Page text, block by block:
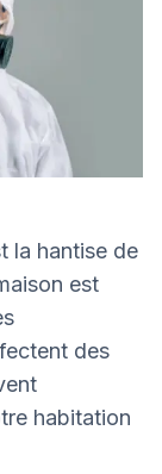
la hantise de
est
des
habitation